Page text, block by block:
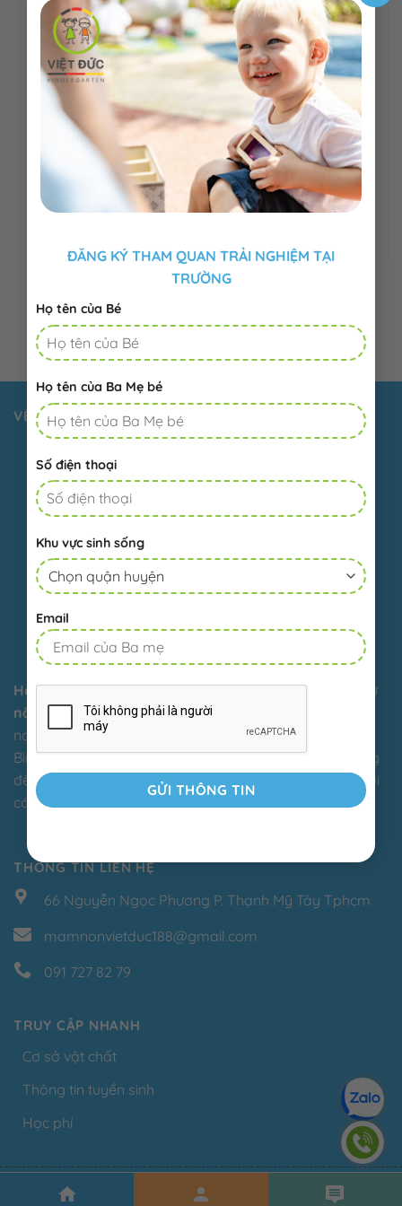
ĐĂNG KÝ THAM QUAN TRẢI NGHIỆM TẠI
TRƯỜNG
Họ tên của Bé
Họ tên của Ba Mẹ bé
Số điện thoại
Khu vực sinh sống
Email
VỀ MẦM NON VIỆT ĐỨC
Hệ thống Trường Mầm non Việt Đứcđược thành lập từ
năm 2008 . Sau17 năm hình thành và phát triển
nay đã có 8 cơ sở tại TP.HCM
(Q.2, Q.8, Q.11, Q.12, Tân
Bình, Bình Thạnh, Gò Vấp). Chúng tôi mong muốn mang
đến cho trẻ em một
môi trường học tập hạnh phúc , nơi
các con được
nuôi dạy bằng trái tim của người mẹ.
THÔNG TIN LIÊN HỆ
66 Nguyễn Ngọc Phương P. Thạnh Mỹ Tây Tphcm
mamnonvietduc188@gmail.com
091 727 82 79
TRUY CẬP NHANH
Cơ sở vật chất
Thông tin tuyển sinh
Học phí
Copyright 2025. Design By Thế Giới Số.